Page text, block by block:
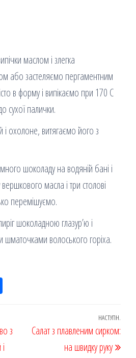
маслом і злегка
або застеляємо пергаментним
в форму і випікаємо при 170 С
сухої палички.
і охолоне, витягаємо його з
шоколаду на водяній бані і
масла і три столові
перемішуємо.
шоколадною глазур’ю і
волоського горіха.
ис
я
з
НАСТУПН.
Салат з плавленим сирком:
на швидку руку